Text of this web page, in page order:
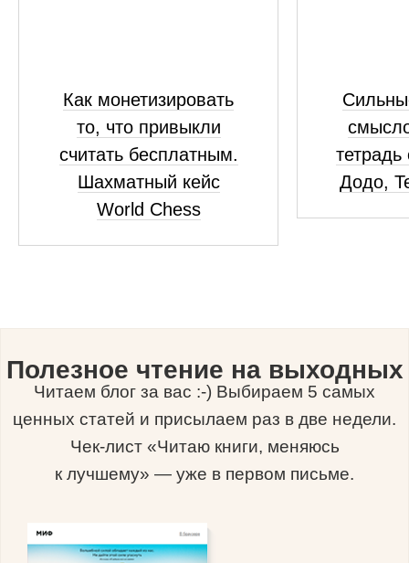
Как монетизировать
то, что привыкли
считать бесплатным.
Шахматный кейс
World Chess
тетрадь
Додо,
Полезное чтение на выходных
Читаем блог за вас :-) Выбираем 5 самых
ценных статей и присылаем раз в две недели.
Чек-лист «Читаю книги, меняюсь
к лучшему» — уже в первом письме.